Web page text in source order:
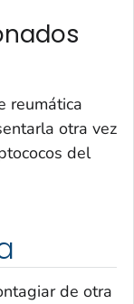
reumática
otra vez
del
de otra